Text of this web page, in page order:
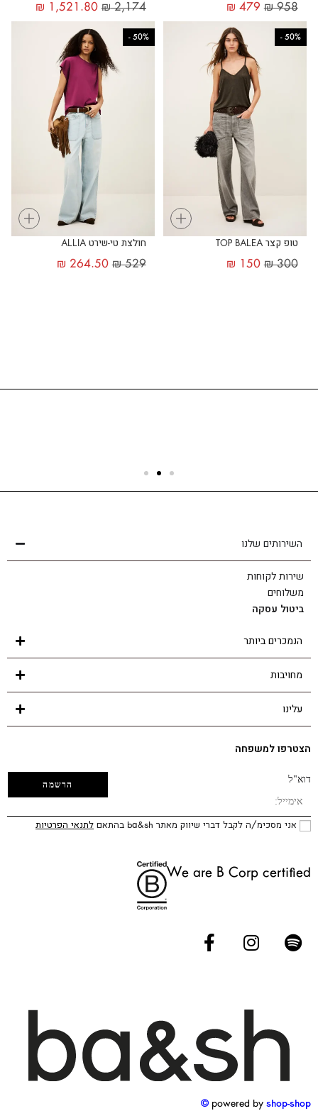
₪958
₪ 479
₪2,174
₪ 1,521.80
+
50%
-
טופ קצר TOP BALEA
₪300
₪ 150
+
50%
-
חולצת טי-שירט ALLIA
₪529
₪ 264.50
שירות לקוחות
השירותים שלנו
שירות לקוחות
משלוחים
ביטול עסקה
הנמכרים ביותר
מחויבות
עלינו
הצטרפו למשפחה
דוא"ל
אני מסכימ/ה לקבל דברי שיווק מאתר ba&sh בהתאם לתנאי הפרטיות
We are B Corp certified
powered by shop-shop ©️